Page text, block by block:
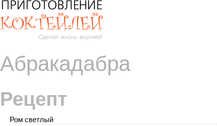
Абракадабра
Рецепт
Ром светлый